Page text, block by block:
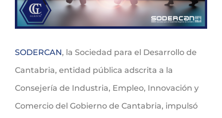
SODERCAN, la Sociedad para el Desarrollo de
Cantabria, entidad pública adscrita a la
Consejería de Industria, Empleo, Innovación y
Comercio del Gobierno de Cantabria, impulsó